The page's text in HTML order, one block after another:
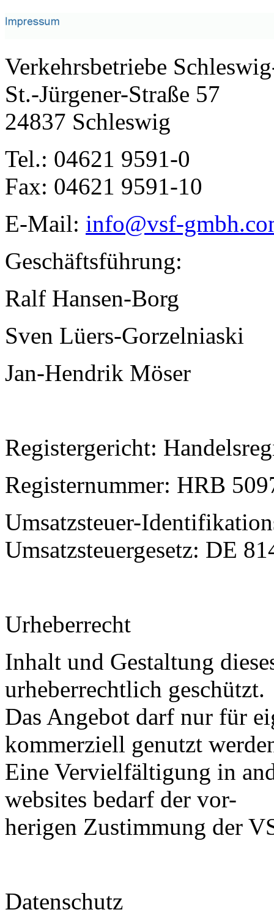
Verkehrsbetriebe
St.-Jürgener-Straße 57
24837 Schleswig
Tel.: 04621 9591-0
Fax: 04621 9591-10
E-Mail: info@vsf-
Geschäftsführung:
Ralf Hansen-Borg
Sven Lüers-Gorzelniaski
Jan-Hendrik Möser
Registergericht:
Registernummer: HRB
Umsatzsteuer-
Umsatzsteuergesetz: DE
Urheberrecht
Inhalt und Gestaltung
urheberrechtlich geschützt.
Das Angebot darf nur für
kommerziell genutzt
Eine Vervielfältigung in
websites bedarf der vor-
herigen Zustimmung der
Datenschutz